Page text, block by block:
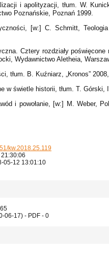
i apolityzacji, tłum. W.
Poznańskie, Poznań 1999.
[w:] C. Schmitt,
Cztery rozdziały
Wydawnictwo Aletheia,
tłum. B. Kuźniarz, „Kronos”
w świetle historii, tłum. T.
i powołanie, [w:] M. Weber,
kw.2018.25.119
05-12 13:01:10
06-17) - PDF - 0